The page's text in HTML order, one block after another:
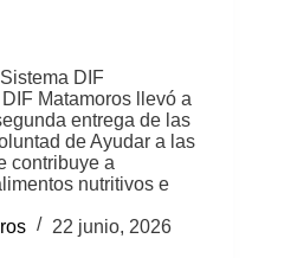
DIF
Matamoros llevó a
entrega de las
de Ayudar a las
contribuye a
nutritivos e
22 junio, 2026